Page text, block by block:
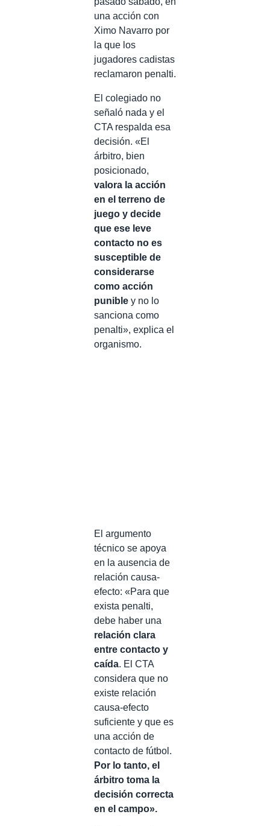
una acción con
Ximo Navarro por
la que los
jugadores cadistas
reclamaron penalti.
El colegiado no
señaló nada y el
CTA respalda esa
decisión. «El
árbitro, bien
posicionado,
valora la acción
en el terreno de
juego y decide
que ese leve
contacto no es
susceptible de
considerarse
como acción
punible y no lo
sanciona como
penalti», explica el
organismo.
El argumento
técnico se apoya
en la ausencia de
relación causa-
efecto: «Para que
exista penalti,
debe haber una
relación clara
entre contacto y
caída. El CTA
considera que no
existe relación
causa-efecto
suficiente y que es
una acción de
contacto de fútbol.
Por lo tanto, el
árbitro toma la
decisión correcta
en el campo».